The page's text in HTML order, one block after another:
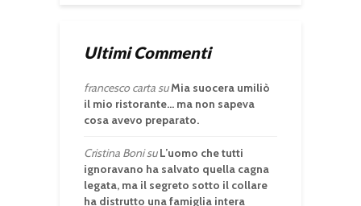
Ultimi Commenti
francesco cartasuMia suocera umiliò
il mio ristorante… ma non sapeva
cosa avevo preparato.
Cristina BonisuL’uomo che tutti
ignoravano ha salvato quella cagna
legata, ma il segreto sotto il collare
ha distrutto una famiglia intera